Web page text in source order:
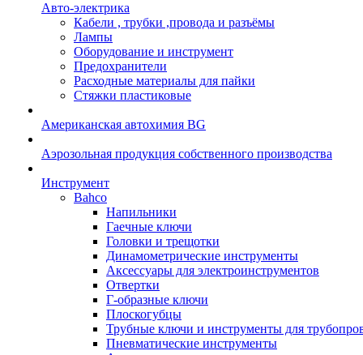
Авто-электрика
Кабели , трубки ,провода и разъёмы
Лампы
Оборудование и инструмент
Предохранители
Расходные материалы для пайки
Стяжки пластиковые
Американская автохимия BG
Аэрозольная продукция собственного производства
Инструмент
Bahco
Напильники
Гаечные ключи
Головки и трещотки
Динамометрические инструменты
Аксессуары для электроинструментов
Отвертки
Г-образные ключи
Плоскогубцы
Трубные ключи и инструменты для
Пневматические инструменты